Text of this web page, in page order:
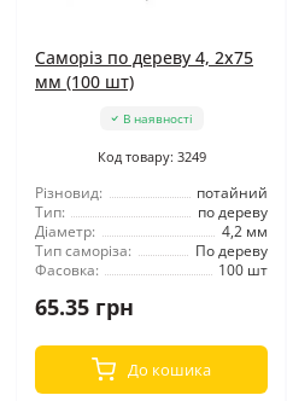
Саморіз по дереву 4, 2x75
мм (100 шт)
В наявності
Код товару: 3249
Різновид:
потайний
Тип:
по дереву
Діаметр:
4,2 мм
Тип саморіза:
По дереву
Фасовка:
100 шт
65.35 грн
До кошика